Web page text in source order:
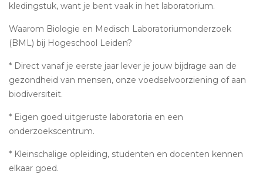
kledingstuk, want je bent vaak in het laboratorium.
Waarom Biologie en Medisch Laboratoriumonderzoek
(BML) bij Hogeschool Leiden?
* Direct vanaf je eerste jaar lever je jouw bijdrage aan de
gezondheid van mensen, onze voedselvoorziening of aan
biodiversiteit.
* Eigen goed uitgeruste laboratoria en een
onderzoekscentrum.
* Kleinschalige opleiding, studenten en docenten kennen
elkaar goed.